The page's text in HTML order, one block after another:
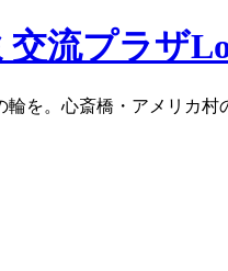
輪を。心斎橋・アメリカ村